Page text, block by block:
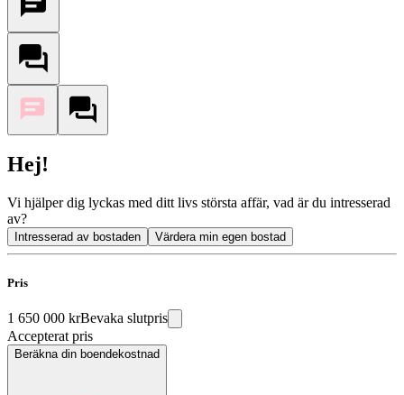
Hej!
Vi hjälper dig lyckas med ditt livs största affär, vad är du intresserad
av?
Intresserad av bostaden Värdera min egen bostad
Pris
1 650 000 krBevaka slutpris
Accepterat pris
Beräkna din boendekostnad